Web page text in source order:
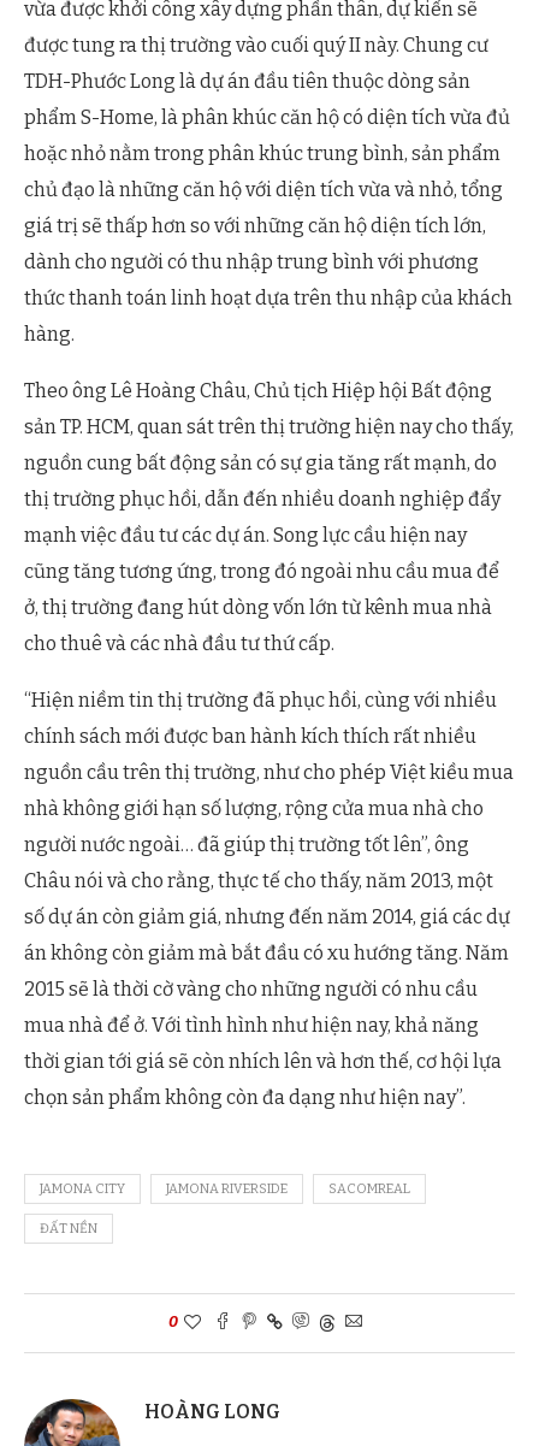
vừa được khởi công xây dựng phần thân, dự kiến sẽ
được tung ra thị trường vào cuối quý II này. Chung cư
TDH-Phước Long là dự án đầu tiên thuộc dòng sản
phẩm S-Home, là phân khúc căn hộ có diện tích vừa đủ
hoặc nhỏ nằm trong phân khúc trung bình, sản phẩm
chủ đạo là những căn hộ với diện tích vừa và nhỏ, tổng
giá trị sẽ thấp hơn so với những căn hộ diện tích lớn,
dành cho người có thu nhập trung bình với phương
thức thanh toán linh hoạt dựa trên thu nhập của khách
hàng.
Theo ông Lê Hoàng Châu, Chủ tịch Hiệp hội Bất động
sản TP. HCM, quan sát trên thị trường hiện nay cho thấy,
nguồn cung bất động sản có sự gia tăng rất mạnh, do
thị trường phục hồi, dẫn đến nhiều doanh nghiệp đẩy
mạnh việc đầu tư các dự án. Song lực cầu hiện nay
cũng tăng tương ứng, trong đó ngoài nhu cầu mua để
ở, thị trường đang hút dòng vốn lớn từ kênh mua nhà
cho thuê và các nhà đầu tư thứ cấp.
“Hiện niềm tin thị trường đã phục hồi, cùng với nhiều
chính sách mới được ban hành kích thích rất nhiều
nguồn cầu trên thị trường, như cho phép Việt kiều mua
nhà không giới hạn số lượng, rộng cửa mua nhà cho
người nước ngoài… đã giúp thị trường tốt lên”, ông
Châu nói và cho rằng, thực tế cho thấy, năm 2013, một
số dự án còn giảm giá, nhưng đến năm 2014, giá các dự
án không còn giảm mà bắt đầu có xu hướng tăng. Năm
2015 sẽ là thời cờ vàng cho những người có nhu cầu
mua nhà để ở. Với tình hình như hiện nay, khả năng
thời gian tới giá sẽ còn nhích lên và hơn thế, cơ hội lựa
chọn sản phẩm không còn đa dạng như hiện nay”.
JAMONA CITY JAMONA RIVERSIDE SACOMREAL
ĐẤT NỀN
0
HOÀNG LONG